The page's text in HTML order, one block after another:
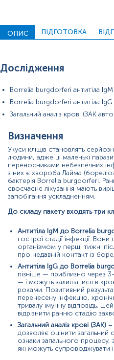
інфекцію, хронічний
імунну відповідь. Цей
виявити ознаки
інфекційні захворювання.
Показання до призначення
Поява характерного
(erythema migrans)
Симптоми, схожі на грип,
природі
Болі в суглобах, втома
незрозумілого
Проживання або
активністю кліщів
Контроль після
Спостереження після
хвороби Лайма
Оцінка незрозумілих
Значення результатів
Позитивний результат
активну або нещодавню
Позитивний результат
хронічний перебіг
перенесеної інфекції.
ЗАК показує рівень
тромбоцитів,
запального процесу.
Причини підвищення показників
ОПИС ПІДГОТОВКА
Дослідження
Borrelia burgdorferi антитіла IgM
Borrelia burgdorferi антитіла IgG
Загальний аналіз крові (ЗАК
Визначення
Укуси кліщів становлять
людини, адже ці маленькі
переносниками небезпечних
з них є хвороба Лайма
бактерія Borrelia burgdorferi.
своєчасне лікування мають
запобігання ускладненням.
До складу пакету входять три
Антитіла IgM до Borrelia
гострої стадії інфекції.
організмом у перші тижні
про недавній контакт із
Антитіла IgG до Borrelia
пізніше — приблизно через
— і можуть залишатися в
роками. Позитивний
перенесену інфекцію,
тривалу імунну відповідь.
відрізнити ранню стадію
Загальний аналіз крові (ЗАК) –
дозволяє оцінити загальний
ознаки запального процесу,
які можуть супроводжувати